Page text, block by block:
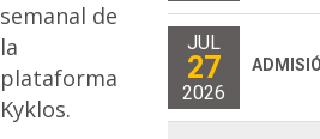
semanal de
la
plataforma
Kyklos.
JUL
27
2026